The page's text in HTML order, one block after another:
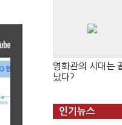
영화관의 시대는
났다?
인기뉴스